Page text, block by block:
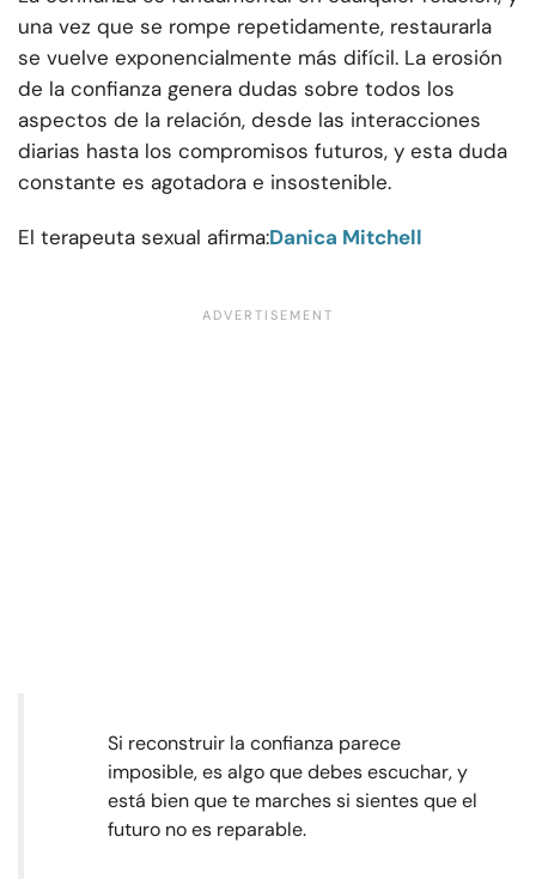
una vez que se rompe repetidamente, restaurarla
se vuelve exponencialmente más difícil. La erosión
de la confianza genera dudas sobre todos los
aspectos de la relación, desde las interacciones
diarias hasta los compromisos futuros, y esta duda
constante es agotadora e insostenible.
El terapeuta sexual afirma:Danica Mitchell
Si reconstruir la confianza parece
imposible, es algo que debes escuchar, y
está bien que te marches si sientes que el
futuro no es reparable.